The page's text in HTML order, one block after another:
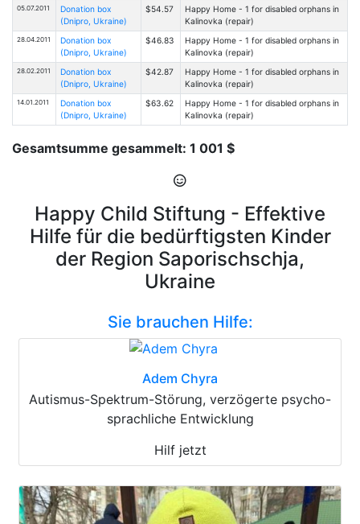
05.07.2011
Donation box
(Dnipro, Ukraine)
$54.57
Happy Home - 1 for disabled orphans in
Kalinovka (repair)
28.04.2011
Donation box
(Dnipro, Ukraine)
$46.83
Happy Home - 1 for disabled orphans in
Kalinovka (repair)
28.02.2011
Donation box
(Dnipro, Ukraine)
$42.87
Happy Home - 1 for disabled orphans in
Kalinovka (repair)
14.01.2011
Donation box
(Dnipro, Ukraine)
$63.62
Happy Home - 1 for disabled orphans in
Kalinovka (repair)
Gesamtsumme gesammelt: 1 001 $
Happy Child Stiftung - Effektive
Hilfe für die bedürftigsten Kinder
der Region Saporischschja,
Ukraine
Sie brauchen Hilfe:
Adem Chyra
Autismus-Spektrum-Störung, verzögerte psycho-
sprachliche Entwicklung
Hilf jetzt